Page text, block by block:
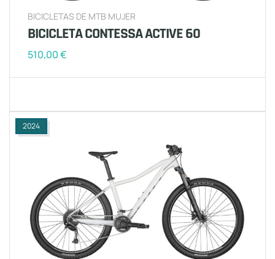
BICICLETAS DE MTB MUJER
BICICLETA CONTESSA ACTIVE 60
510,00€
2024